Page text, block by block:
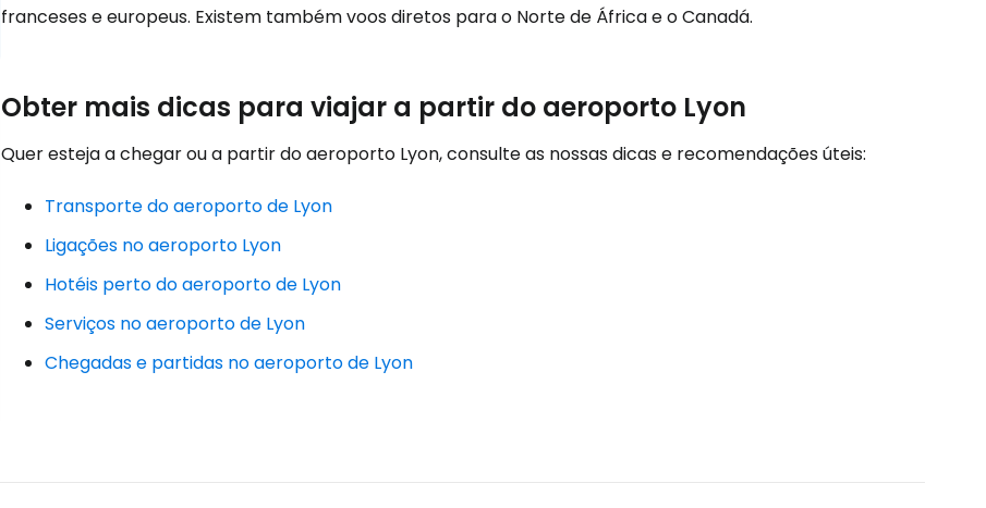
franceses e europeus. Existem também voos diretos para o Norte de África e o Canadá.
Obter mais dicas para viajar a partir do aeroporto Lyon
Quer esteja a chegar ou a partir do aeroporto Lyon, consulte as nossas dicas e recomendações úteis:
Transporte do aeroporto de Lyon
Ligações no aeroporto Lyon
Hotéis perto do aeroporto de Lyon
Serviços no aeroporto de Lyon
Chegadas e partidas no aeroporto de Lyon
Continuar com o Facebook
Continuar com o correio eletrónico